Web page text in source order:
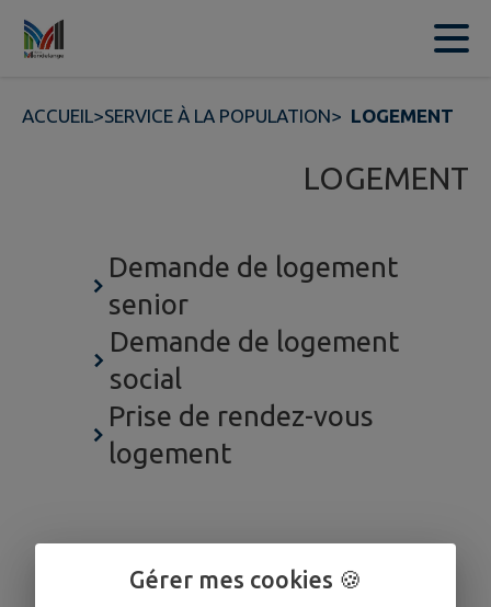
Contenu
ACCUEIL>SERVICE À LA POPULATION> LOGEMENT
LOGEMENT
Demande de logement
senior
Demande de logement
social
Prise de rendez-vous
logement
Gérer mes cookies 🍪